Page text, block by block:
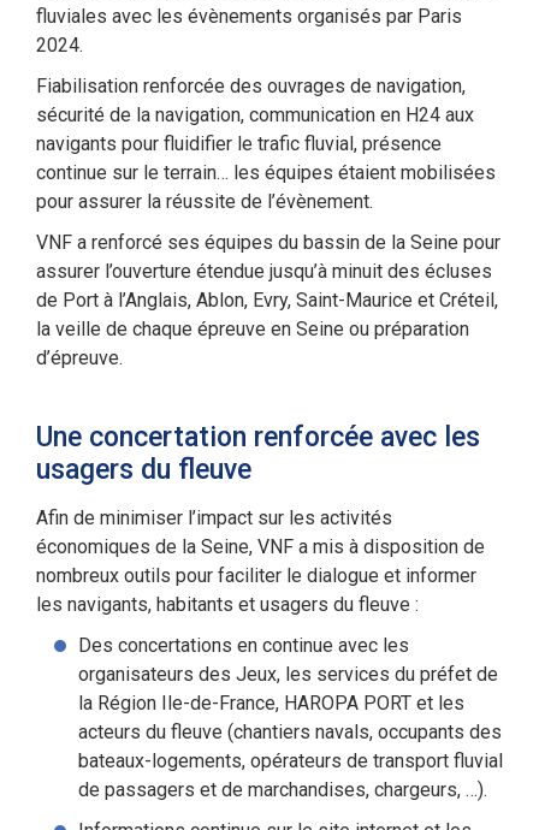
fluviales avec les évènements organisés par Paris
2024.
Fiabilisation renforcée des ouvrages de navigation,
sécurité de la navigation, communication en H24 aux
navigants pour fluidifier le trafic fluvial, présence
continue sur le terrain… les équipes étaient mobilisées
pour assurer la réussite de l’évènement.
VNF a renforcé ses équipes du bassin de la Seine pour
assurer l’ouverture étendue jusqu’à minuit des écluses
de Port à l’Anglais, Ablon, Evry, Saint-Maurice et Créteil,
la veille de chaque épreuve en Seine ou préparation
d’épreuve.
Une concertation renforcée avec les
usagers du fleuve
Afin de minimiser l’impact sur les activités
économiques de la Seine, VNF a mis à disposition de
nombreux outils pour faciliter le dialogue et informer
les navigants, habitants et usagers du fleuve :
Des concertations en continue avec les
organisateurs des Jeux, les services du préfet de
la Région Ile-de-France, HAROPA PORT et les
acteurs du fleuve (chantiers navals, occupants des
bateaux-logements, opérateurs de transport fluvial
de passagers et de marchandises, chargeurs, …).